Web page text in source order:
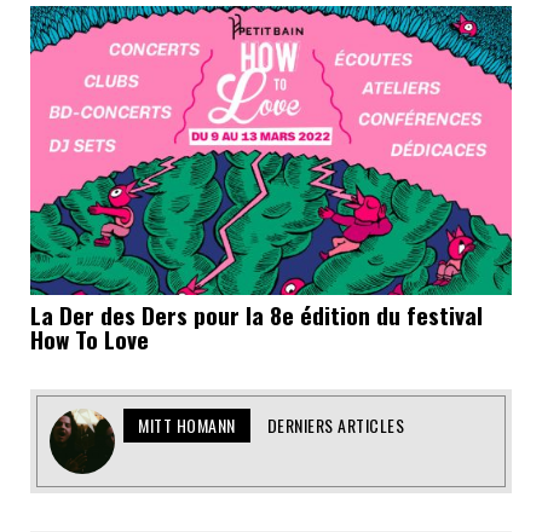
La Der des Ders pour la 8e édition du festival
How To Love
MITT HOMANN DERNIERS ARTICLES